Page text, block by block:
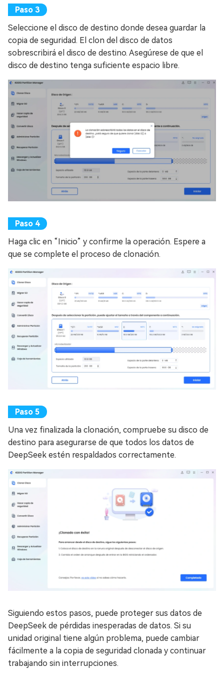
Seleccione el disco de destino donde desea guardar la
copia de seguridad. El clon del disco de datos
sobrescribirá el disco de destino. Asegúrese de que el
disco de destino tenga suficiente espacio libre.
Haga clic en “Inicio” y confirme la operación. Espere a
que se complete el proceso de clonación.
Una vez finalizada la clonación, compruebe su disco de
destino para asegurarse de que todos los datos de
DeepSeek estén respaldados correctamente.
Siguiendo estos pasos, puede proteger sus datos de
DeepSeek de pérdidas inesperadas de datos. Si su
unidad original tiene algún problema, puede cambiar
fácilmente a la copia de seguridad clonada y continuar
trabajando sin interrupciones.